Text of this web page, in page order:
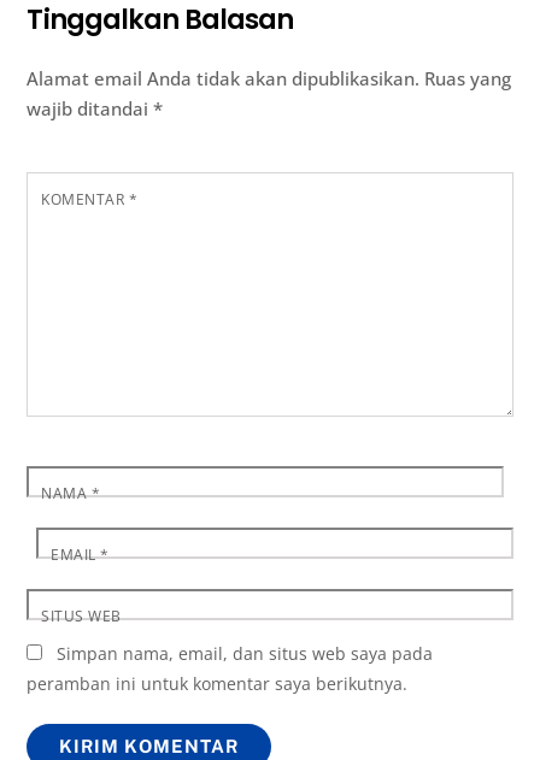
Tinggalkan Balasan
Alamat email Anda tidak akan dipublikasikan. Ruas yang
wajib ditandai*
KOMENTAR *
NAMA*
EMAIL*
SITUS WEB
Simpan nama, email, dan situs web saya pada
peramban ini untuk komentar saya berikutnya.